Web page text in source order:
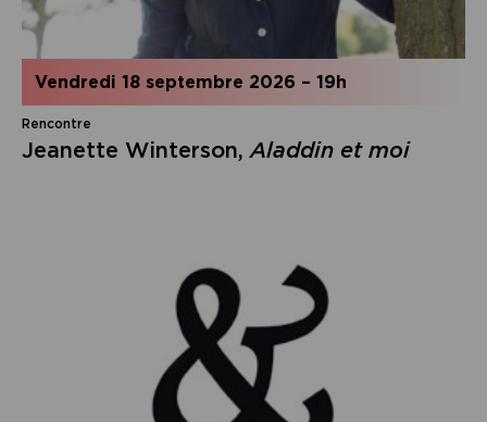
vendredi 18 septembre 2026 – 19h
Rencontre
Jeanette Winterson, Aladdin et moi